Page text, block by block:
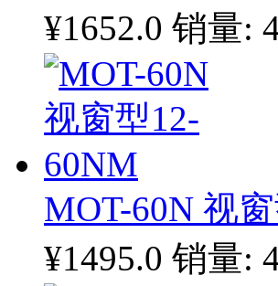
¥1652.0 销量:
MOT-60N 视
¥1495.0 销量: